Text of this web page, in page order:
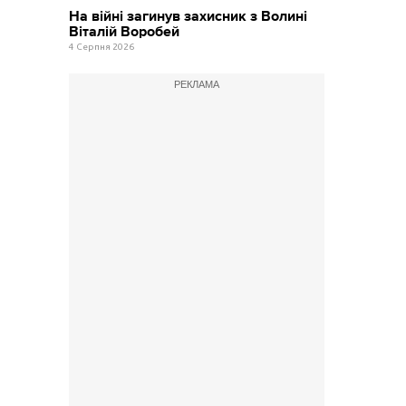
На війні загинув захисник з Волині
Віталій Воробей
4 Серпня 2026
РЕКЛАМА